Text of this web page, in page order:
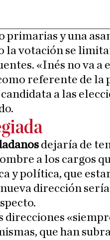
primarias y una
la votación se
«Inés no va a
referente de la
a las
dejaría de
a los cargos
y política, que
dirección sería
direcciones
que han